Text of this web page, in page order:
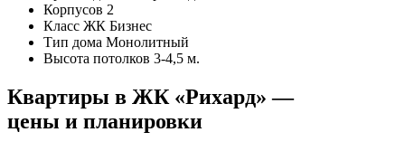
Корпусов 2
Класс ЖК Бизнес
Тип дома Монолитный
Высота потолков 3-4,5 м.
Квартиры в ЖК «Рихард» —
цены и планировки